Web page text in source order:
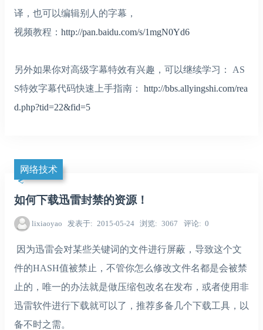
译，也可以编辑别人的字幕，
视频教程： http://pan.baidu.com/s/1mgN0Yd6
另外如果你对高级字幕特效有兴趣，可以继续学习： AS
S特效字幕代码快速上手指南： http://bbs.allyingshi.com/rea
d.php?tid=22&fid=5
网络技术
如何下载迅雷封禁的资源！
lixiaoyao 发表于 2015-05-24 浏览 3067 评论 0
因为迅雷会对某些关键词的文件进行屏蔽，导致这个文
件的HASH值被禁止，不管你怎么修改文件名都是会被禁
止的，唯一的办法就是做压缩包改名在发布，或者使用非
迅雷软件进行下载就可以了，推荐多备几个下载工具，以
备不时之需。